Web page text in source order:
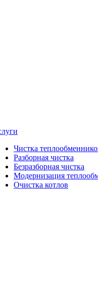
Чистка
Разборная чистка
Безразборная чистка
Модернизация
Очистка котлов